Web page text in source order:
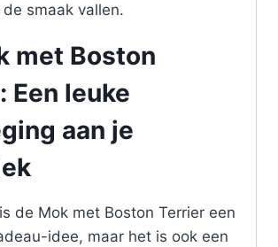
smaak vallen.
met Boston
Een leuke
aan je
de Mok met Boston Terrier een
idee, maar het is ook een